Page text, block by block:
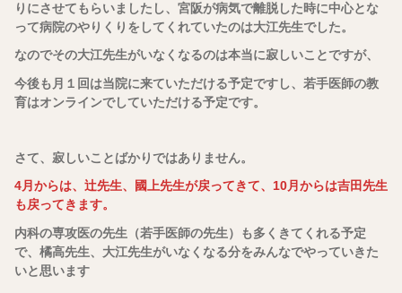
りにさせてもらいましたし、宮阪が病気で離脱した時に中心とな
って病院のやりくりをしてくれていたのは大江先生でした。
なのでその大江先生がいなくなるのは本当に寂しいことですが、
今後も月１回は当院に来ていただける予定ですし、若手医師の教
育はオンラインでしていただける予定です。
さて、寂しいことばかりではありません。
4月からは、辻先生、國上先生が戻ってきて、10月からは吉田先生
も戻ってきます。
内科の専攻医の先生（若手医師の先生）も多くきてくれる予定
で、橘高先生、大江先生がいなくなる分をみんなでやっていきた
いと思います